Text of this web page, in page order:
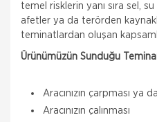
temel risklerin yanı sıra sel,
afetler ya da terörden
teminatlardan oluşan
Ürünümüzün Sunduğu
Aracınızın çarpması ya
Aracınızın çalınması